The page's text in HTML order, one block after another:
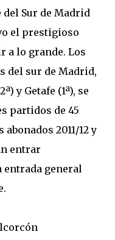
Sur de Madrid
el prestigioso
a lo grande. Los
del sur de Madrid,
y Getafe (1ª), se
partidos de 45
2011/12 y
entrar
entrada general